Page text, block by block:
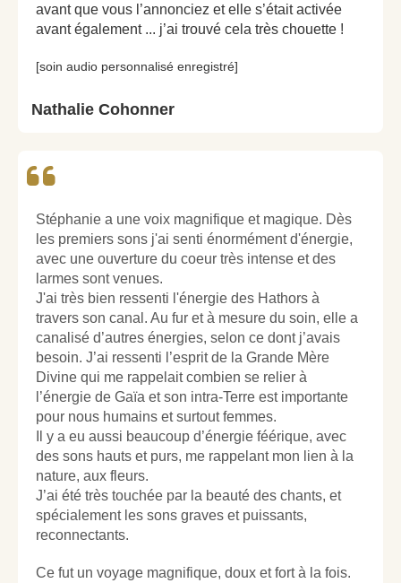
avant que vous l’annonciez et elle s’était activée
avant également ... j’ai trouvé cela très chouette !
[soin audio personnalisé enregistré]
Nathalie Cohonner
Stéphanie a une voix magnifique et magique. Dès
les premiers sons j'ai senti énormément d'énergie,
avec une ouverture du coeur très intense et des
larmes sont venues.
J'ai très bien ressenti l'énergie des Hathors à
travers son canal. Au fur et à mesure du soin, elle a
canalisé d’autres énergies, selon ce dont j’avais
besoin. J’ai ressenti l’espritde la Grande Mère
Divine qui me rappelait combien se relier à
l’énergie de Gaïa et son intra-Terre est importante
pour nous humains et surtout femmes.
Il y a eu aussi beaucoup d’énergie féérique, avec
des sons hauts et purs, me rappelant mon lien à la
nature, aux fleurs.
J’ai été très touchée par la beauté des chants, et
spécialement les sons graves et puissants,
reconnectants.
Ce fut un voyage magnifique, doux et fort à la fois.